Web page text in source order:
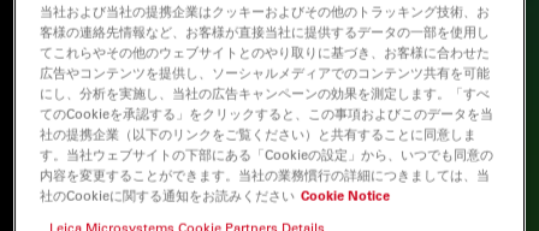
当社および当社の提携企業はクッキーおよびその他のトラッキング技術、お
客様の連絡先情報など、お客様が直接当社に提供するデータの一部を使用し
てこれらやその他のウェブサイトとのやり取りに基づき、お客様に合わせた
広告やコンテンツを提供し、ソーシャルメディアでのコンテンツ共有を可能
にし、分析を実施し、当社の広告キャンペーンの効果を測定します。「すべ
てのCookieを承認する」をクリックすると、この事項およびこのデータを当
社の提携企業（以下のリンクをご覧ください）と共有することに同意しま
す。当社ウェブサイトの下部にある「Cookieの設定」から、いつでも同意の
内容を変更することができます。当社の業務慣行の詳細につきましては、当
社のCookieに関する通知をお読みください Cookie Notice